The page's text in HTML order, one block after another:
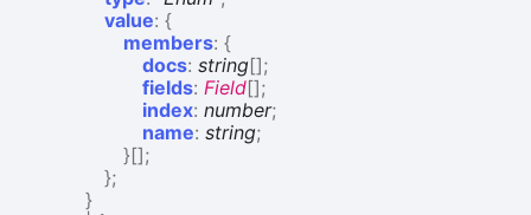
value: {
members: {
docs: string[];
fields: Field[];
index: number;
name: string;
}[];
};
}